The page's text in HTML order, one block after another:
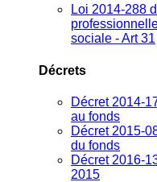
Loi 2014-288
sociale - Art 31
Décrets
Décret 2014-
au fonds
Décret 2015-
du fonds
Décret 2016-
2015